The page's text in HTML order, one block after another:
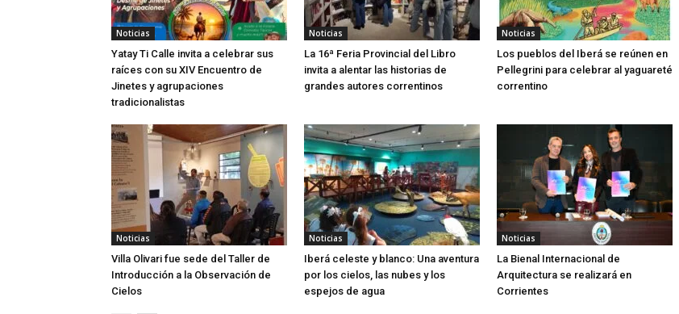
Noticias
Yatay Ti Calle invita a celebrar sus
raíces con su XIV Encuentro de
Jinetes y agrupaciones
tradicionalistas
Noticias
La 16ª Feria Provincial del Libro
invita a alentar las historias de
grandes autores correntinos
Noticias
Los pueblos del Iberá se reúnen en
Pellegrini para celebrar al yaguareté
correntino
Noticias
Villa Olivari fue sede del Taller de
Introducción a la Observación de
Cielos
Noticias
Iberá celeste y blanco: Una aventura
por los cielos, las nubes y los
espejos de agua
Noticias
La Bienal Internacional de
Arquitectura se realizará en
Corrientes